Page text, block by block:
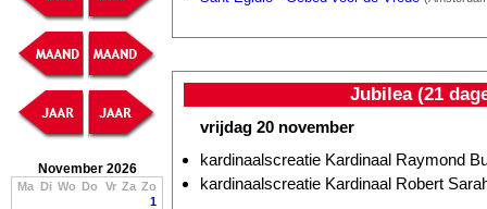
November 2026
Ma Di Wo Do Vr Za Zo
1
Jubilea (21
vrijdag 20 november
kardinaalscreatie Kardinaal Raymond
kardinaalscreatie Kardinaal Robert